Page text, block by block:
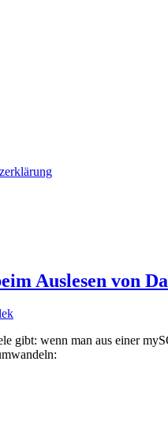
Auslesen von
gibt: wenn man aus einer